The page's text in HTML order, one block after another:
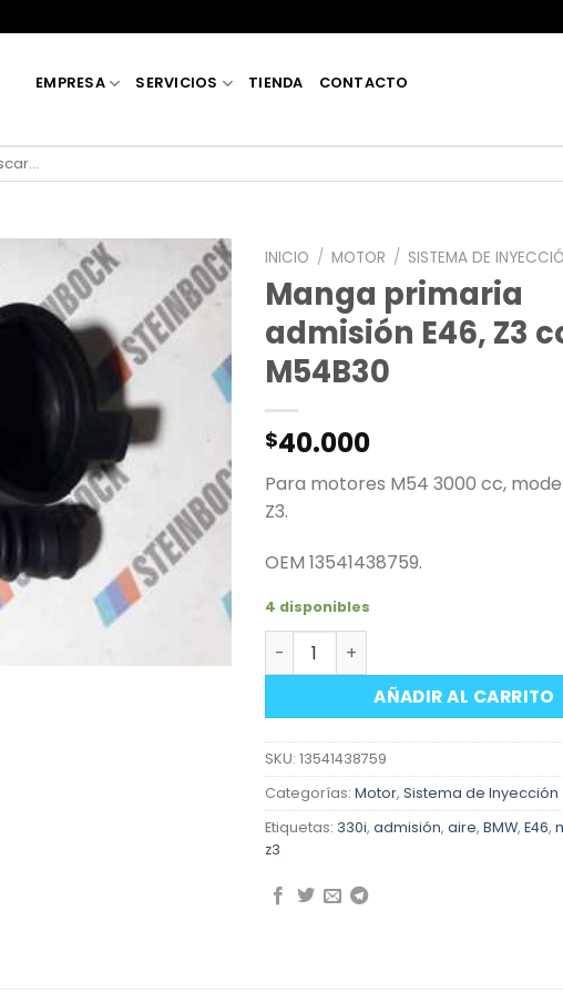
EMPRESA SERVICIOS TIENDA CONTACTO
INICIO / MOTOR / SISTEMA DE
Manga primaria
admisión E46, Z3
M54B30
$40.000
Para motores M54 3000 cc,
Z3.
OEM 13541438759.
4 disponibles
Manga primaria admisión E46, Z3
AÑADIR AL CARRITO
SKU: 13541438759
Categorías: Motor, Sistema de Inyección
Etiquetas: 330i, admisión, aire, BMW, E46,
z3